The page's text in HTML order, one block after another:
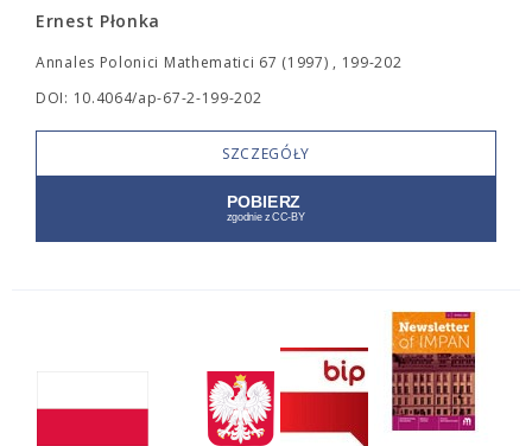
Ernest Płonka
Annales Polonici Mathematici 67 (1997) , 199-202
DOI: 10.4064/ap-67-2-199-202
SZCZEGÓŁY